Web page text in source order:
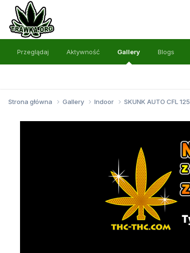
Przeglądaj Aktywność Gallery Blogs
Strona główna Gallery Indoor SKUNK AUTO CFL 125